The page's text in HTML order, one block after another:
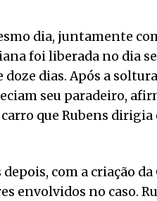
dia, juntamente
foi liberada no dia
dias. Após a
seu paradeiro,
que Rubens dirigia
com a criação da
envolvidos no caso.